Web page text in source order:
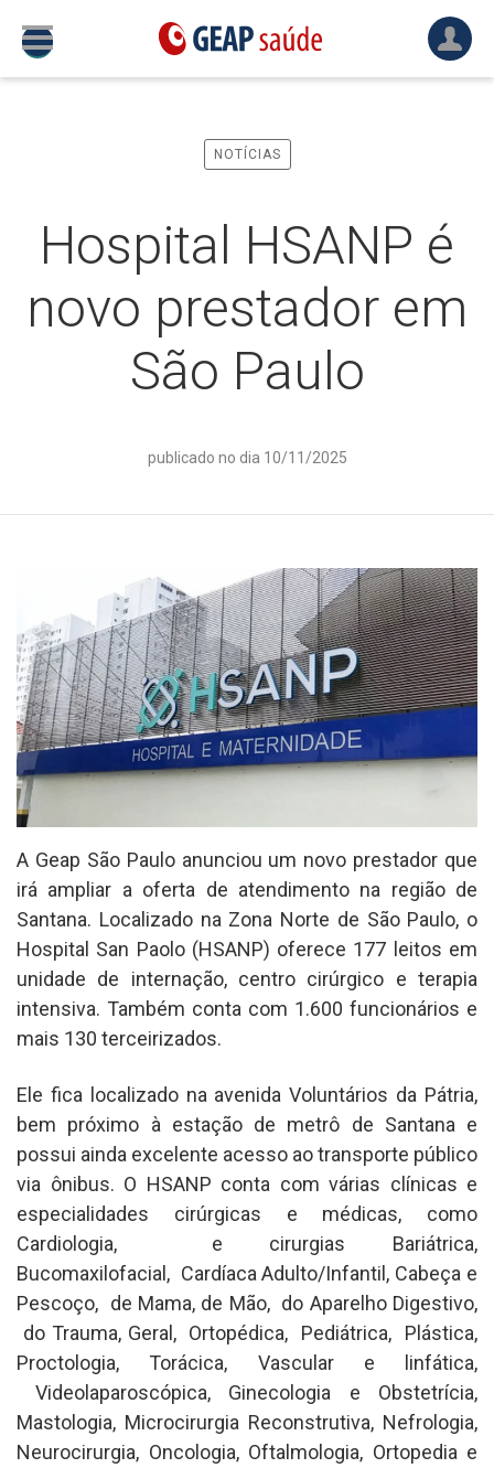
NOTÍCIAS
Hospital HSANP é
novo prestador em
São Paulo
publicado no dia 10/11/2025
A Geap São Paulo anunciou um novo prestador que
irá ampliar a oferta de atendimento na região de
Santana. Localizado na Zona Norte de São Paulo, o
Hospital San Paolo (HSANP) oferece 177 leitos em
unidade de internação, centro cirúrgico e terapia
intensiva. Também conta com 1.600 funcionários e
mais 130 terceirizados.
Ele fica localizado na avenida Voluntários da Pátria,
bem próximo à estação de metrô de Santana e
possui ainda excelente acesso ao transporte público
via ônibus. O HSANP conta com várias clínicas e
especialidades cirúrgicas e médicas, como
Cardiologia, e cirurgias Bariátrica,
Bucomaxilofacial, Cardíaca Adulto/Infantil, Cabeça e
Pescoço, de Mama, de Mão, do Aparelho Digestivo,
do Trauma, Geral, Ortopédica, Pediátrica, Plástica,
Proctologia, Torácica, Vascular e linfática,
Videolaparoscópica, Ginecologia e Obstetrícia,
Mastologia, Microcirurgia Reconstrutiva, Nefrologia,
Neurocirurgia, Oncologia, Oftalmologia, Ortopedia e